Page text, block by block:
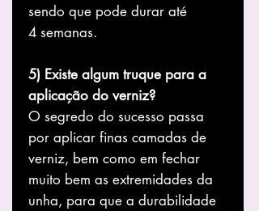
sendo que pode durar até
4 semanas.
5) Existe algum truque para a
aplicação do verniz?
O segredo do sucesso passa
por aplicar finas camadas de
verniz, bem como em fechar
muito bem as extremidades da
unha, para que a durabilidade